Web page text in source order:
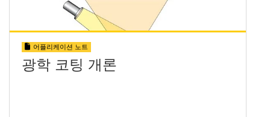
어플리케이션 노트
광학 코팅 개론